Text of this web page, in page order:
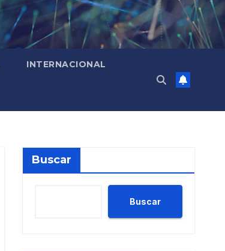
INTERNACIONAL
Buscar
Buscar